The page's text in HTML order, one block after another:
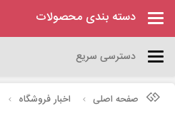
دسته بندی محصولاتCategories
دسترسی سریع
Categories
صفحه اصلی
اخبار فروشگاه